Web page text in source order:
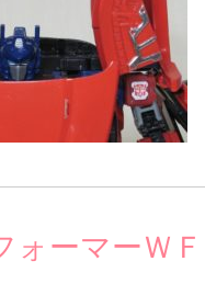
ォーマーＷ